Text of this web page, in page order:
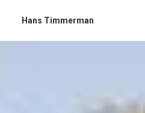
Hans Timmerman